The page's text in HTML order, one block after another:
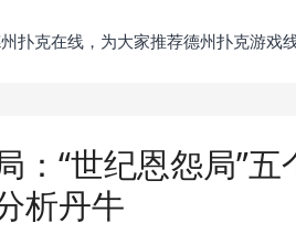
扑克在线，为大家推荐德州扑克游戏
：“世纪恩怨局”
析丹牛